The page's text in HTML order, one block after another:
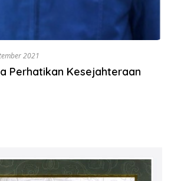
2021
Perhatikan Kesejahteraan